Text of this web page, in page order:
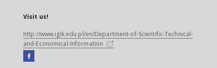
Visit us!
http://www.igik.edu.pl/en/Department-of-Scientific-Technical-
and-Economical-Information
Facebook